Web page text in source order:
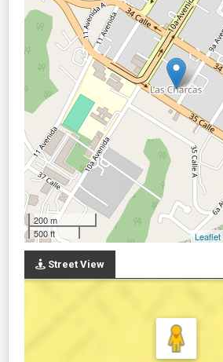
200 m
500 ft
Leaflet
Street View